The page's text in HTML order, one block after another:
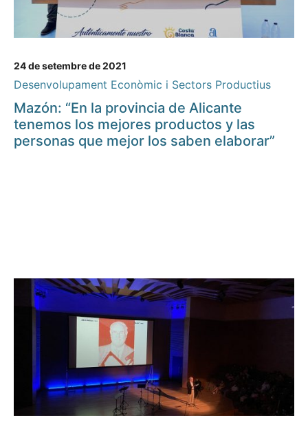
24 de setembre de 2021
Desenvolupament Econòmic i Sectors Productius
Mazón: “En la provincia de Alicante
tenemos los mejores productos y las
personas que mejor los saben elaborar”